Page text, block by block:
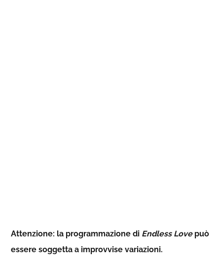
Attenzione: la programmazione di Endless Love può
essere soggetta a improvvise variazioni.